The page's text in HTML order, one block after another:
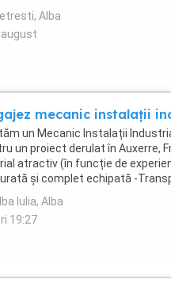
- Execută lucrări ...
Alba
august
mecanic instalații
un Mecanic Instalații
un proiect derulat în Auxerre,
atractiv (în funcție de
și complet echipată -
la locul ...
Iulia, Alba
19:27